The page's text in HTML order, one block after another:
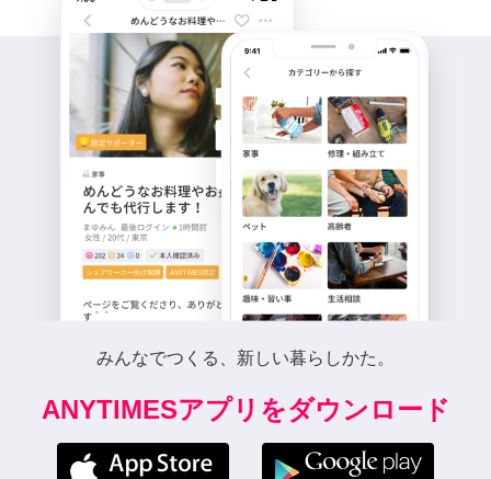
みんなでつくる、新しい暮らしかた。
ANYTIMESアプリをダウンロード